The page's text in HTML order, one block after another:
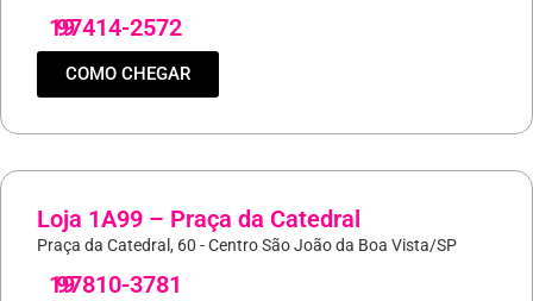
19
97414-2572
COMO CHEGAR
Loja 1A99 – Praça da Catedral
Praça da Catedral, 60 - Centro São João da Boa Vista/SP
19
97810-3781